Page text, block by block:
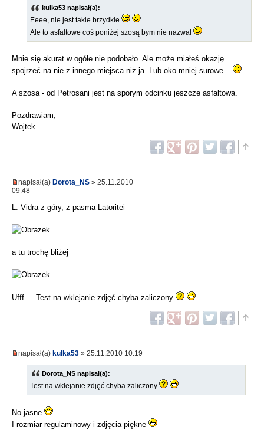
kulka53 napisał(a):
Eeee, nie jest takie brzydkie
Ale to asfaltowe coś poniżej szosą bym nie nazwał
Mnie się akurat w ogóle nie podobało. Ale może miałeś okazję
spojrzeć na nie z innego miejsca niż ja. Lub oko mniej surowe...
A szosa - od Petrosani jest na sporym odcinku jeszcze asfaltowa.
Pozdrawiam,
Wojtek
napisał(a) Dorota_NS » 25.11.2010
09:48
L. Vidra z góry, z pasma Latoritei
a tu trochę bliżej
Ufff.... Test na wklejanie zdjęć chyba zaliczony
napisał(a) kulka53 » 25.11.2010 10:19
Dorota_NS napisał(a):
Test na wklejanie zdjęć chyba zaliczony
No jasne
I rozmiar regulaminowy i zdjęcia piękne